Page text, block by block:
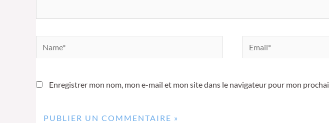
Enregistrer mon nom, mon e-mail et mon site dans le navigateur pour mon